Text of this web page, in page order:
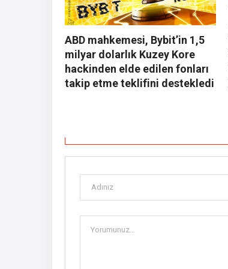
ABD mahkemesi, Bybit’in 1,5
milyar dolarlık Kuzey Kore
hackinden elde edilen fonları
takip etme teklifini destekledi